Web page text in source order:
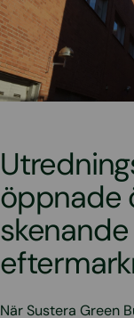
öppnade
skenande
När Sustera Green